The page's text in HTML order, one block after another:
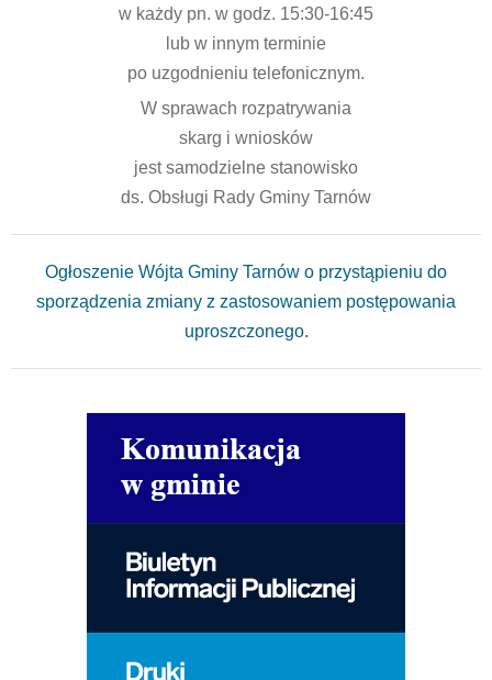
w każdy pn. w godz. 15:30-16:45
lub w innym terminie
po uzgodnieniu telefonicznym.
W sprawach rozpatrywania
skarg i wniosków
jest samodzielne stanowisko
ds. Obsługi Rady Gminy Tarnów
Ogłoszenie Wójta Gminy Tarnów o przystąpieniu do
sporządzenia zmiany z zastosowaniem postępowania
uproszczonego.